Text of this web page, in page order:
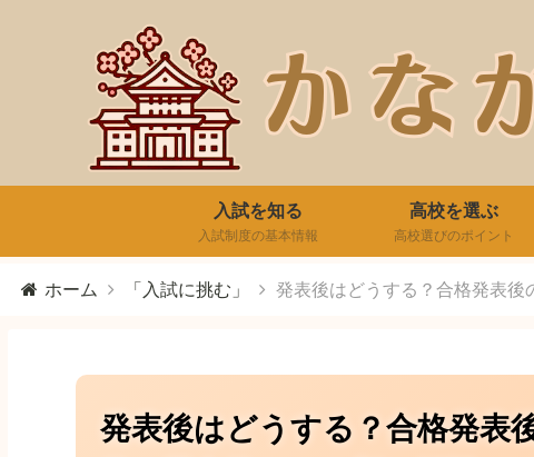
入試を知る
入試制度の基本情報
高校を選ぶ
高校選びのポイント
ホーム 「入試に挑む」 発表後はどうする？合格発表後
発表後はどうする？合格発表